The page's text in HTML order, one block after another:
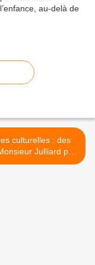
culturelles : des
Julliard pas
des discours ! >